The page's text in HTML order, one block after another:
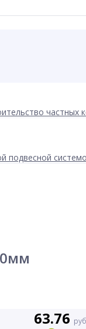
частных
подвесной
63.76